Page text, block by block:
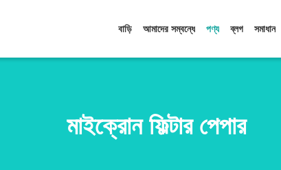
বাড়ি আমাদের সম্বন্ধে পণ্য ব্লগ সমাধান
মাইক্রোন ফিল্টার পেপার